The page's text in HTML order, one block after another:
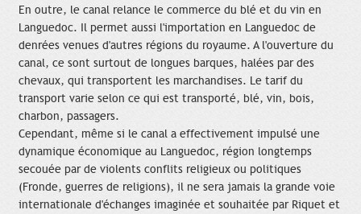
En outre, le canal relance le commerce du blé et du vin en
Languedoc. Il permet aussi l'importation en Languedoc de
denrées venues d'autres régions du royaume. A l'ouverture du
canal, ce sont surtout de longues barques, halées par des
chevaux, qui transportent les marchandises. Le tarif du
transport varie selon ce qui est transporté, blé, vin, bois,
charbon, passagers.
Cependant, même si le canal a effectivement impulsé une
dynamique économique au Languedoc, région longtemps
secouée par de violents conflits religieux ou politiques
(Fronde, guerres de religions), il ne sera jamais la grande voie
internationale d'échanges imaginée et souhaitée par Riquet et